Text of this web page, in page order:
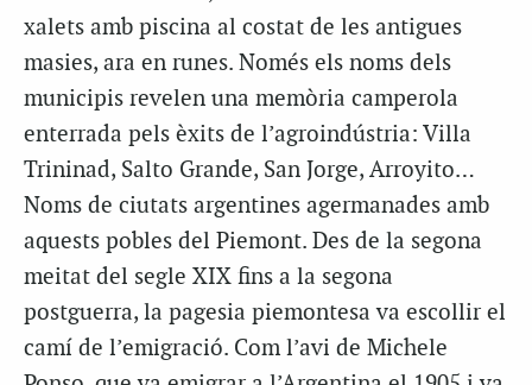
xalets amb piscina al costat de les antigues
masies, ara en runes. Només els noms dels
municipis revelen una memòria camperola
enterrada pels èxits de l’agroindústria: Villa
Trininad, Salto Grande, San Jorge, Arroyito…
Noms de ciutats argentines agermanades amb
aquests pobles del Piemont. Des de la segona
meitat del segle XIX fins a la segona
postguerra, la pagesia piemontesa va escollir el
camí de l’emigració. Com l’avi de Michele